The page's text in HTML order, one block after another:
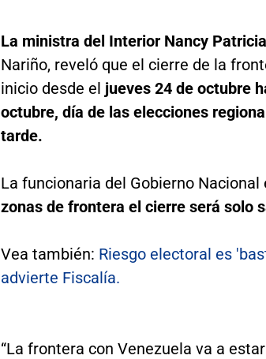
La ministra del Interior Nancy
Nariño, reveló que el cierre de la
inicio desde el jueves 24 de octubre
octubre, día de las elecciones
tarde.
La funcionaria del Gobierno Nacional
zonas de frontera el cierre será solo
Vea también: Riesgo electoral es
advierte Fiscalía.
“La frontera con Venezuela va a